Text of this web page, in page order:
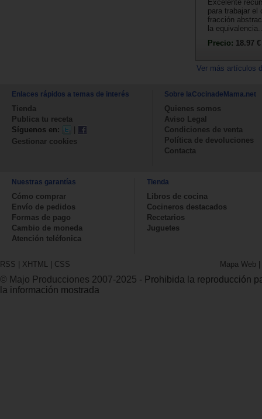
Excelente
para trabajar el
fracción
la
Precio: 18.97 €
Ver más artículos
Enlaces rápidos a temas de interés
Tienda
Publica tu receta
Síguenos en:
Gestionar cookies
Sobre laCocinadeMama.net
Quienes somos
Aviso Legal
Condiciones de venta
Política de devoluciones
Contacta
Nuestras garantías
Cómo comprar
Envío de pedidos
Formas de pago
Cambio de moneda
Atención teléfonica
Tienda
Libros de cocina
Cocineros destacados
Recetarios
Juguetes
RSS XHTML CSS Mapa Web
© Majo Producciones 2007-2025 - Prohibida la reproducción
la información mostrada